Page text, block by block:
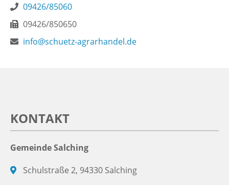
09426/85060
09426/850650
info@schuetz-agrarhandel.de
KONTAKT
Gemeinde Salching
Schulstraße 2, 94330 Salching